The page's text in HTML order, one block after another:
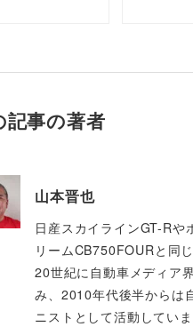
記事の著者
山本晋也
日産スカイラインGT-Rや
リームCB750FOURと同じ
20世紀に自動車メディア
み、2010年代後半からは
ニストとして活動してい